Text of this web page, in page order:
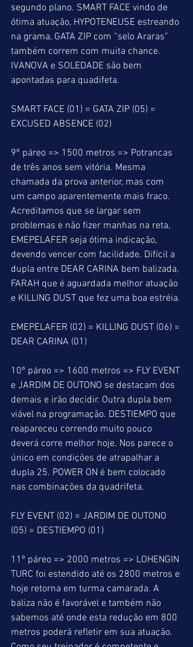
segundo plano. SMART FACE vindo de
ótima atuação, HYPOTENEUSE estreando
na grama, GATA ZIP com “selo Araras”
também correm com muita chance.
IVANOVA e SOLEDADE são bem
apontadas para quadifeta.
SMART FACE (01) = GATA ZIP (05) =
EXCUSED ABSENCE (02)
9º páreo => 1500 metros => Potrancas
de três anos sem vitória. Mesma
chamada da prova anterior, mas com
um campo aparentemente mais fraco.
Acreditamos que se largar sem
problemas e não fizer manhas na reta,
EMEPELAFER seja ótima indicação,
devendo vencer com facilidade. Difícil a
dupla entre DEAR CARINA bem balizada,
FARAH que é aguardada melhor atuação
e KILLING DUST que fez uma boa estréia.
EMEPELAFER (02) = KILLING DUST (06) =
DEAR CARINA (01)
10º páreo => 1600 metros => FLY EVENT
e JARDIM DE OUTONO se destacam dos
demais e irão decidir. Outra dupla bem
viável na programação. DESTIEMPO que
reapareceu correndo muito pouco
deverá corre melhor hoje. Nos parece o
único em condições de atrapalhar a
dupla 25. POWER ON é bem colocado
nas combinações da quadrifeta.
FLY EVENT (02) = JARDIM DE OUTONO
(05) = DESTIEMPO (01)
11º páreo => 2000 metros => LOHENGIN
TURC foi estendido até os 2800 metros e
hoje retorna em turma camarada. A
baliza não é favorável e também não
sabemos até onde esta redução em 800
metros poderá refletir em sua atuação.